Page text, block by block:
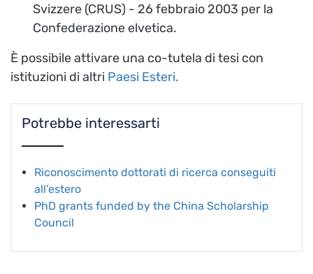
Svizzere (CRUS) - 26 febbraio 2003 per la
Confederazione elvetica.
È possibile attivare una co-tutela di tesi con
istituzioni di altri Paesi Esteri.
Potrebbe interessarti
Riconoscimento dottorati di ricerca conseguiti
all’estero
PhD grants funded by the China Scholarship
Council